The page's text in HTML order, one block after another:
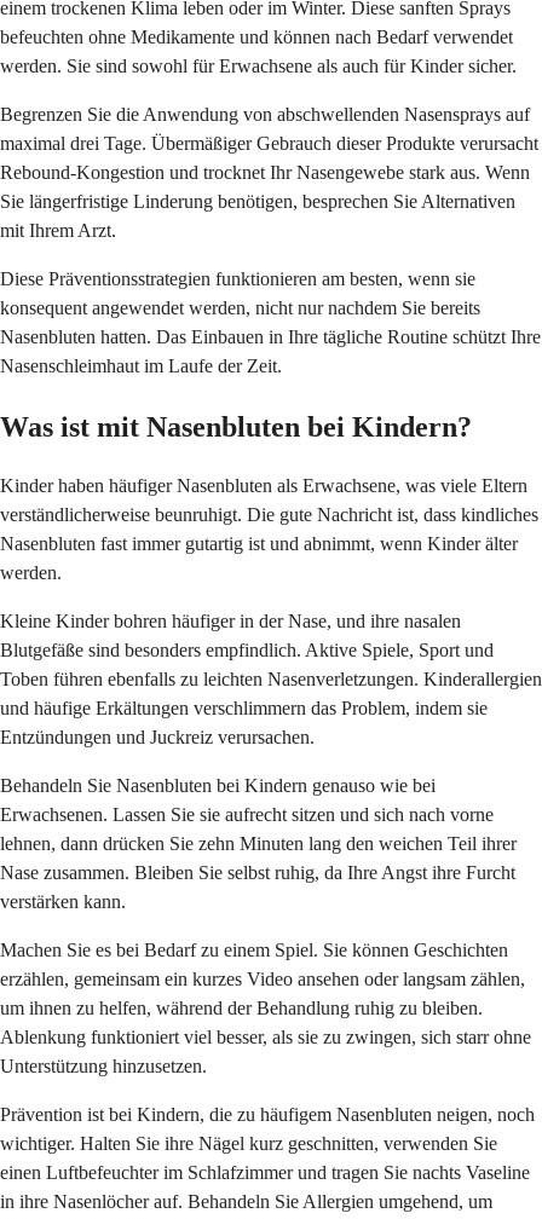
einem trockenen Klima leben oder im Winter. Diese sanften Sprays
befeuchten ohne Medikamente und können nach Bedarf verwendet
werden. Sie sind sowohl für Erwachsene als auch für Kinder sicher.
Begrenzen Sie die Anwendung von abschwellenden Nasensprays auf
maximal drei Tage. Übermäßiger Gebrauch dieser Produkte verursacht
Rebound-Kongestion und trocknet Ihr Nasengewebe stark aus. Wenn
Sie längerfristige Linderung benötigen, besprechen Sie Alternativen
mit Ihrem Arzt.
Diese Präventionsstrategien funktionieren am besten, wenn sie
konsequent angewendet werden, nicht nur nachdem Sie bereits
Nasenbluten hatten. Das Einbauen in Ihre tägliche Routine schützt Ihre
Nasenschleimhaut im Laufe der Zeit.
Was ist mit Nasenbluten bei Kindern?
Kinder haben häufiger Nasenbluten als Erwachsene, was viele Eltern
verständlicherweise beunruhigt. Die gute Nachricht ist, dass kindliches
Nasenbluten fast immer gutartig ist und abnimmt, wenn Kinder älter
werden.
Kleine Kinder bohren häufiger in der Nase, und ihre nasalen
Blutgefäße sind besonders empfindlich. Aktive Spiele, Sport und
Toben führen ebenfalls zu leichten Nasenverletzungen. Kinderallergien
und häufige Erkältungen verschlimmern das Problem, indem sie
Entzündungen und Juckreiz verursachen.
Behandeln Sie Nasenbluten bei Kindern genauso wie bei
Erwachsenen. Lassen Sie sie aufrecht sitzen und sich nach vorne
lehnen, dann drücken Sie zehn Minuten lang den weichen Teil ihrer
Nase zusammen. Bleiben Sie selbst ruhig, da Ihre Angst ihre Furcht
verstärken kann.
Machen Sie es bei Bedarf zu einem Spiel. Sie können Geschichten
erzählen, gemeinsam ein kurzes Video ansehen oder langsam zählen,
um ihnen zu helfen, während der Behandlung ruhig zu bleiben.
Ablenkung funktioniert viel besser, als sie zu zwingen, sich starr ohne
Unterstützung hinzusetzen.
Prävention ist bei Kindern, die zu häufigem Nasenbluten neigen, noch
wichtiger. Halten Sie ihre Nägel kurz geschnitten, verwenden Sie
einen Luftbefeuchter im Schlafzimmer und tragen Sie nachts Vaseline
in ihre Nasenlöcher auf. Behandeln Sie Allergien umgehend, um